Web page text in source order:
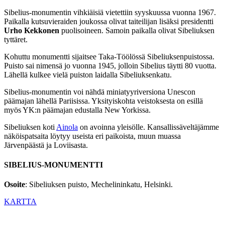
Sibelius-monumentin vihkiäisiä vietettiin syyskuussa vuonna 1967.
Paikalla kutsuvieraiden joukossa olivat taiteilijan lisäksi presidentti
Urho Kekkonen puolisoineen. Samoin paikalla olivat Sibeliuksen
tyttäret.
Kohuttu monumentti sijaitsee Taka-Töölössä Sibeliuksenpuistossa.
Puisto sai nimensä jo vuonna 1945, jolloin Sibelius täytti 80 vuotta.
Lähellä kulkee vielä puiston laidalla Sibeliuksenkatu.
Sibelius-monumentin voi nähdä miniatyyriversiona Unescon
päämajan lähellä Pariisissa. Yksityiskohta veistoksesta on esillä
myös YK:n päämajan edustalla New Yorkissa.
Sibeliuksen koti Ainola on avoinna yleisölle. Kansallissäveltäjämme
näköispatsaita löytyy useista eri paikoista, muun muassa
Järvenpäästä ja Loviisasta.
SIBELIUS-MONUMENTTI
Osoite: Sibeliuksen puisto, Mechelininkatu, Helsinki.
KARTTA